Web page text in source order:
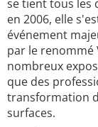
se tient tous les
en 2006, elle
événement
par le renommé
nombreux
que des
transformation
surfaces.